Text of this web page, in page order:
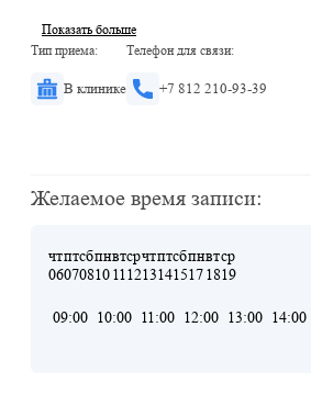
Показать больше
Тип приема:
В клинике
Телефон для связи:
+7 812 210-93-39
Желаемое время записи:
чт
06
пт
07
сб
08
пн
10
вт
11
ср
12
чт
13
пт
14
сб
15
пн
17
вт
18
ср
19
09:00 10:00 11:00 12:00 13:00 14:00